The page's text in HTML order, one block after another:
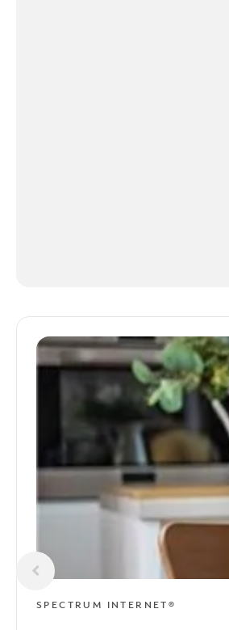
SPECTRUM INTERNET®